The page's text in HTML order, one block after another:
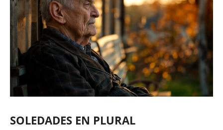
SOLEDADES EN PLURAL